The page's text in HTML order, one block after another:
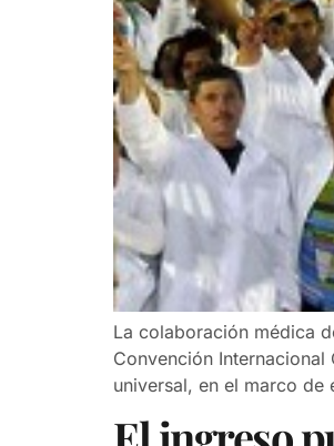
La colaboración médica
Convención
universal, en el marco